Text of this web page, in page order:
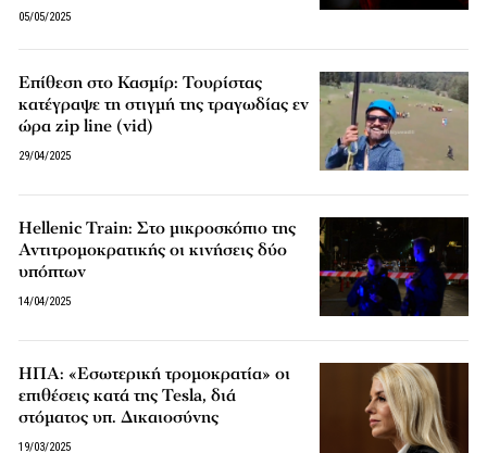
05/05/2025
Επίθεση στο Κασμίρ: Τουρίστας
κατέγραψε τη στιγμή της τραγωδίας εν
ώρα zip line (vid)
29/04/2025
Hellenic Train: Στο μικροσκόπιο της
Αντιτρομοκρατικής οι κινήσεις δύο
υπόπτων
14/04/2025
ΗΠΑ: «Εσωτερική τρομοκρατία» οι
επιθέσεις κατά της Tesla, διά
στόματος υπ. Δικαιοσύνης
19/03/2025